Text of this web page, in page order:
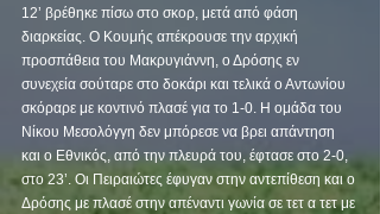
12’ βρέθηκε πίσω στο σκορ, μετά από φάση
διαρκείας. Ο Κουμής απέκρουσε την αρχική
προσπάθεια του Μακρυγιάννη, ο Δρόσης εν
συνεχεία σούταρε στο δοκάρι και τελικά ο Αντωνίου
σκόραρε με κοντινό πλασέ για το 1-0. Η ομάδα του
Νίκου Μεσολόγγη δεν μπόρεσε να βρει απάντηση
και ο Εθνικός, από την πλευρά του, έφτασε στο 2-0,
στο 23’. Οι Πειραιώτες έφυγαν στην αντεπίθεση και ο
Δρόσης με πλασέ στην απέναντι γωνία σε τετ α τετ με